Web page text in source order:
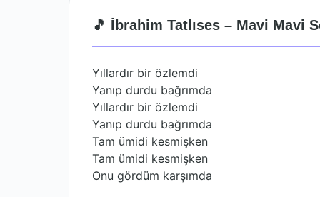
🎵 İbrahim Tatlıses – Mavi Mavi
Yıllardır bir özlemdi
Yanıp durdu bağrımda
Yıllardır bir özlemdi
Yanıp durdu bağrımda
Tam ümidi kesmişken
Tam ümidi kesmişken
Onu gördüm karşımda